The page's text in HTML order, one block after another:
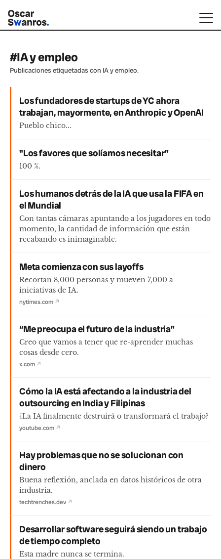
#IA y empleo
Publicaciones etiquetadas con IA y empleo.
Los fundadores de startups de YC ahora
trabajan, mayormente, en Anthropic y OpenAI
Pueblo chico...
"Los favores que solíamos necesitar”
100 %.
Los humanos detrás de la IA que usa la FIFA en
el Mundial
Con tantas cámaras apuntando a los jugadores en todo
momento, la cantidad de información que están
recabando es inimaginable.
Meta comienza con sus layoffs
Recortan 8,000 personas y mueven 7,000 a
iniciativas de IA.
nytimes.com ↗
“Me preocupa el futuro de la industria”
Creo que vamos a tener que re-aprender muchas
cosas desde cero.
x.com ↗
Cómo la IA está afectando a la industria del
outsourcing en India y Filipinas
¿La IA finalmente destruirá o transformará el trabajo?
youtube.com ↗
Hay problemas que no se solucionan con
dinero
Buena reflexión, anclada en datos históricos de otra
industria.
techtrenches.dev ↗
Desarrollar software seguirá siendo un trabajo
de tiempo completo
Esta madre nunca se termina.